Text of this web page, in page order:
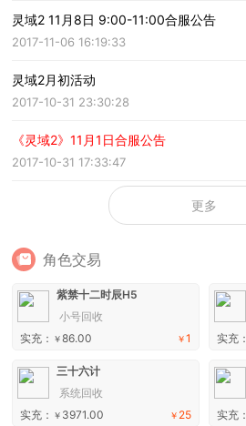
灵域2 11月8日 9:00-11:00合服公告
2017-11-06 16:19:33
灵域2月初活动
2017-10-31 23:30:28
《灵域2》11月1日合服公告
2017-10-31 17:33:47
更多
角色交易
紫禁十二时辰H5
小号回收
￥1
实充： ￥86.00 实充：
三十六计
系统回收
￥ 25
实充： ￥ 3971.00 实充：